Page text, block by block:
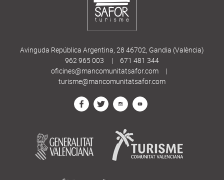
Avinguda República Argentina, 28 46702, Gandia (València)
962 965 003
|
671 481 344
oficines@mancomunitatsafor.com
|
turisme@mancomunitatsafor.com